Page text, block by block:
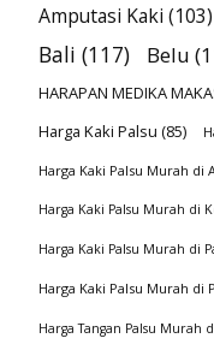
Amputasi Kaki (103)
Bali (117) Belu
HARAPAN MEDIKA
Harga Kaki Palsu (85)
Harga Kaki Palsu Murah di
Harga Kaki Palsu Murah di
Harga Kaki Palsu Murah di
Harga Kaki Palsu Murah di
Harga Tangan Palsu Murah